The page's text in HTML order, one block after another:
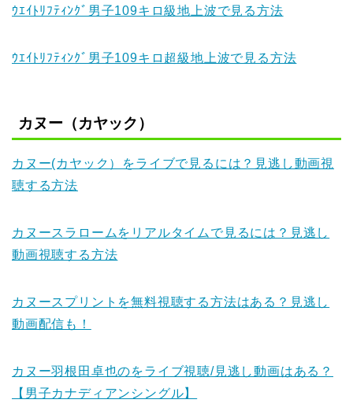
ｳｴｲﾄﾘﾌﾃｨﾝｸﾞ男子109キロ級地上波で見る方法
ｳｴｲﾄﾘﾌﾃｨﾝｸﾞ男子109キロ超級地上波で見る方法
カヌー（カヤック）
カヌー(カヤック）をライブで見るには？見逃し動画視
聴する方法
カヌースラロームをリアルタイムで見るには？見逃し
動画視聴する方法
カヌースプリントを無料視聴する方法はある？見逃し
動画配信も！
カヌー羽根田卓也のをライブ視聴/見逃し動画はある？
【男子カナディアンシングル】